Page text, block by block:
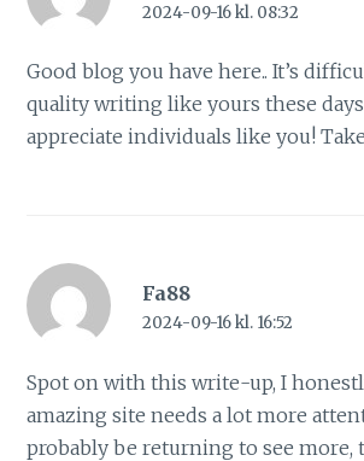
2024-09-16 kl. 08:32
Good blog you have here.. It’s
quality writing like yours these
appreciate individuals like you!
Fa88
2024-09-16 kl. 16:52
Spot on with this write-up, I
amazing site needs a lot more
probably be returning to see more,